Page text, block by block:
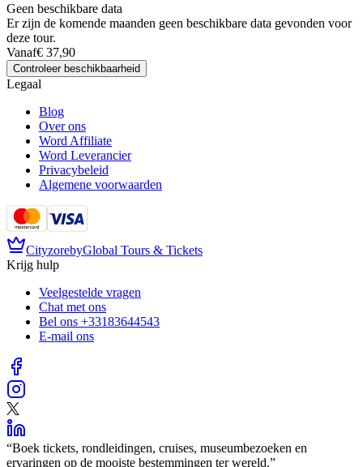
Geen beschikbare data
Er zijn de komende maanden geen beschikbare data gevonden voor
deze tour.
Vanaf€ 37,90
Controleer beschikbaarheid
Legaal
Blog
Over ons
Word Affiliate
Word Leverancier
Privacybeleid
Algemene voorwaarden
CityzorebyGlobal Tours & Tickets
Krijg hulp
Veelgestelde vragen
Chat met ons
Bel ons +33183644543
E-mail ons
“Boek tickets, rondleidingen, cruises, museumbezoeken en
ervaringen op de mooiste bestemmingen ter wereld.”